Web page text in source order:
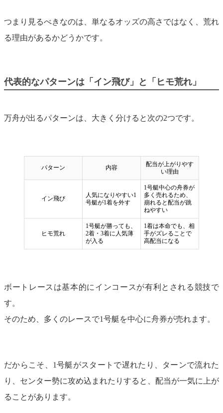
つまり見るべきなのは、単なるオッズの高さではなく、荒れ
る理由があるかどうかです。
代表的なパターンは「イン飛び」と「ヒモ荒れ」
万舟が出るパターンは、大きく分けると次の2つです。
パターン 内容
配当が上がりやす
い理由
イン飛び
人気になりやすい1
号艇が1着を外す
1号艇中心の舟券が
多く売れるため、
崩れると配当が跳
ねやすい
ヒモ荒れ
1号艇が勝っても、
2着・3着に人気薄
が入る
1着は本命でも、相
手がズレることで
高配当になる
ボートレースは基本的にインコースが有利とされる競技で
す。
そのため、多くのレースで1号艇を中心に舟券が売れます。
だからこそ、1号艇がスタートで遅れたり、ターンで流れた
り、センター勢に攻め込まれたりすると、配当が一気に上が
ることがあります。